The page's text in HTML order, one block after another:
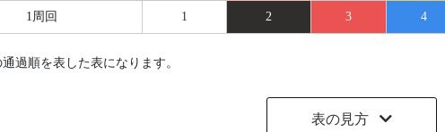
1周回 1 2 3 4
過順を表した表になります。
表の見方